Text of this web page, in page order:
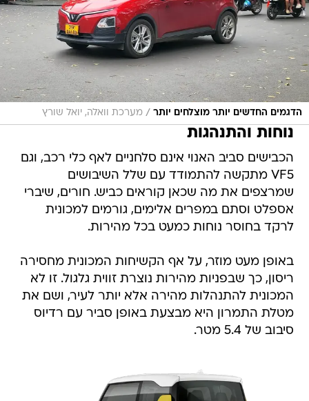
הדגמים החדשים יותר מוצלחים יותר / מערכת וואלה, יואל שורץ
נוחות והתנהגות
הכבישים סביב האנוי אינם סלחניים לאף כלי רכב, וגם
VF5 מתקשה להתמודד עם שלל השיבושים
שמרצפים את מה שכאן קוראים כביש. חורים, שיברי
אספלט וסתם במפרים אלימים, גורמים למכונית
לרקד בחוסר נוחות כמעט בכל מהירות.
באופן מעט מוזר, על אף הקשיחות המכונית מחסירה
ריסון, כך שבפניות מהירות נוצרת זווית גלגול. זו לא
המכונית להתנהלות מהירה אלא יותר לעיר, ושם את
מטלת התמרון היא מבצעת באופן סביר עם רדיוס
סיבוב של 5.4 מטר.